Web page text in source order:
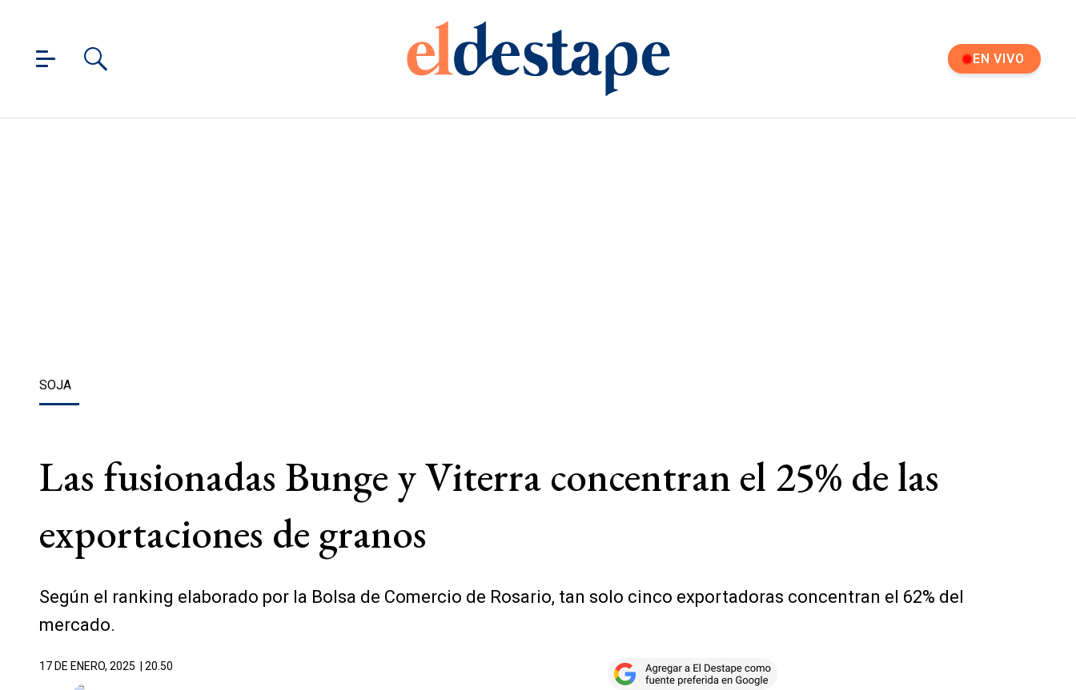
EN VIVO
SOJA
Las fusionadas Bunge y Viterra concentran el 25% de las
exportaciones de granos
Según el ranking elaborado por la Bolsa de Comercio de Rosario, tan solo cinco exportadoras concentran el 62% del
mercado.
17 DE ENERO, 2025 | 20.50